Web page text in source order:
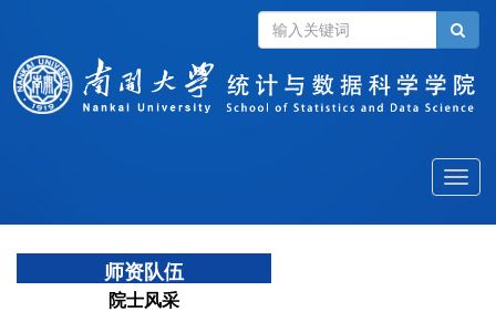
Toggle
师资队伍
院士风采